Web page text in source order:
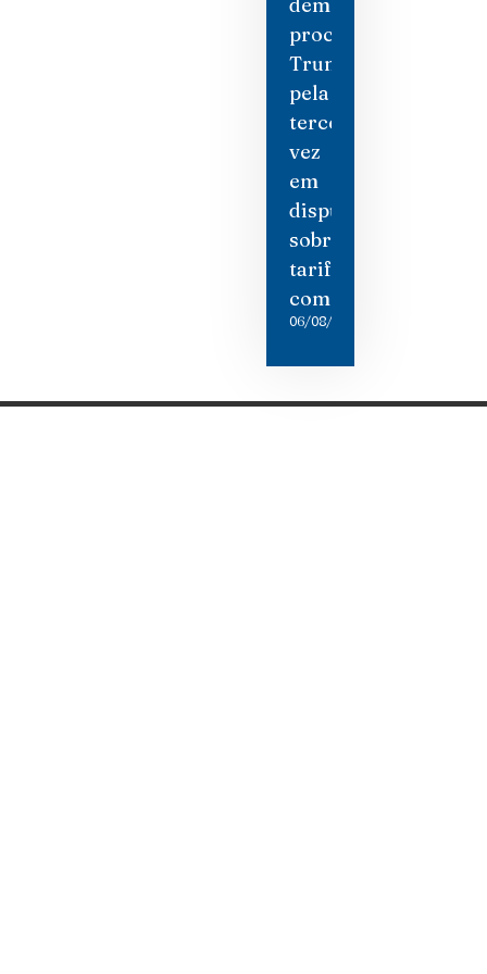
democratas
processam
Trump
pela
terceira
vez
em
disputa
sobre
tarifas
comerciais
06/08/2026